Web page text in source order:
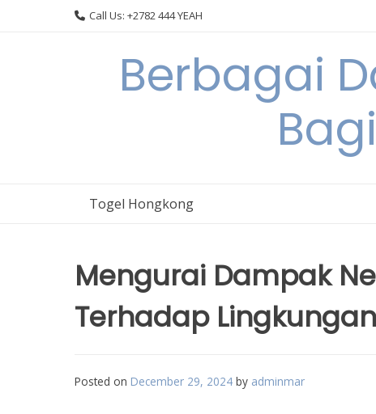
Call Us: +2782 444 YEAH
Berbagai
Togel Hongkong
Mengurai Dampak
Terhadap Lingkungan
Posted on December 29, 2024 by adminmar